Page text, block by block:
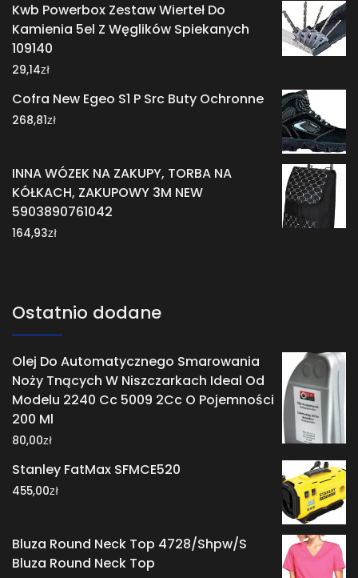
Kwb Powerbox Zestaw Wierteł Do
Kamienia 5el Z Węglików Spiekanych
109140
29,14zł
Cofra New Egeo S1 P Src Buty Ochronne
268,81zł
INNA WÓZEK NA ZAKUPY, TORBA NA
KÓŁKACH, ZAKUPOWY 3M NEW
5903890761042
164,93zł
Ostatnio dodane
Olej Do Automatycznego Smarowania
Noży Tnących W Niszczarkach Ideal Od
Modelu 2240 Cc 5009 2Cc O Pojemności
200 Ml
80,00zł
Stanley FatMax SFMCE520
455,00zł
Bluza Round Neck Top 4728/Shpw/S
Bluza Round Neck Top